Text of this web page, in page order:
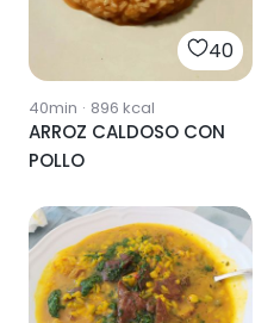
40
40min · 896 kcal
ARROZ CALDOSO CON
POLLO